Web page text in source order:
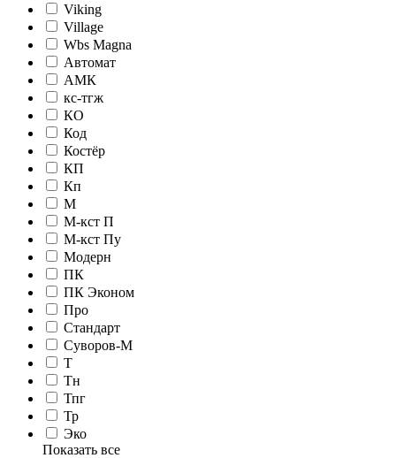
Viking
Village
Wbs Magna
Автомат
АМК
кc-тгж
КО
Код
Костёр
КП
Кп
М
М-кст П
М-кст Пу
Модерн
ПК
ПК Эконом
Про
Стандарт
Суворов-М
Т
Тн
Тпг
Тр
Эко
Показать все